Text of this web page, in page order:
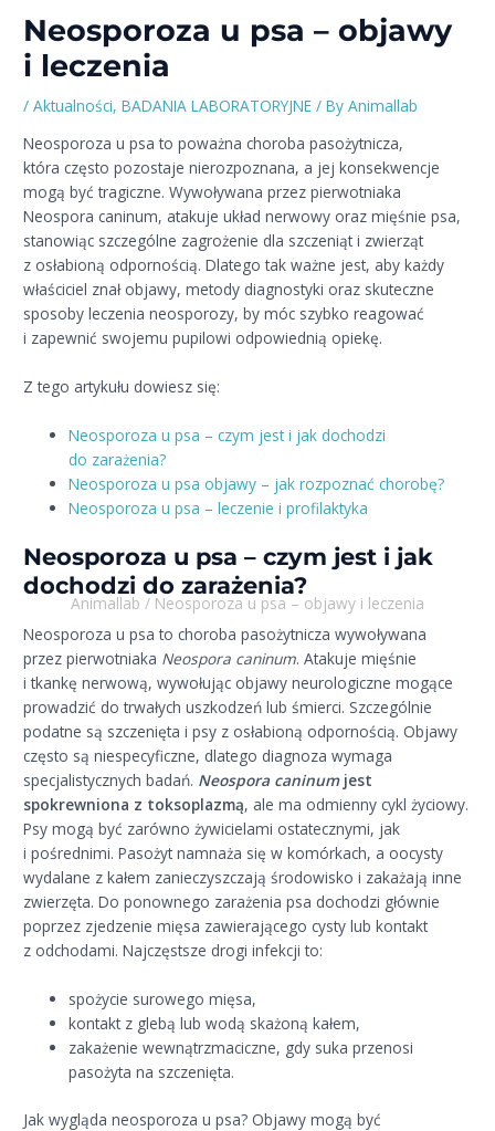
Animallab / Neosporoza u psa – objawy i leczenia
Neosporoza u psa – objawy
i leczenia
/Aktualności,BADANIA LABORATORYJNE / ByAnimallab
Neosporoza u psa to poważna choroba pasożytnicza,
która często pozostaje nierozpoznana, a jej konsekwencje
mogą być tragiczne. Wywoływana przez pierwotniaka
Neospora caninum, atakuje układ nerwowy oraz mięśnie psa,
stanowiąc szczególne zagrożenie dla szczeniąt i zwierząt
z osłabioną odpornością. Dlatego tak ważne jest, aby każdy
właściciel znał objawy, metody diagnostyki oraz skuteczne
sposoby leczenia neosporozy, by móc szybko reagować
i zapewnić swojemu pupilowi odpowiednią opiekę.
Z tego artykułu dowiesz się:
Neosporoza u psa – czym jest i jak dochodzi
do zarażenia?
Neosporoza u psa objawy – jak rozpoznać chorobę?
Neosporoza u psa – leczenie i profilaktyka
Neosporoza u psa – czym jest i jak
dochodzi do zarażenia?
Neosporoza u psa to choroba pasożytnicza wywoływana
przez pierwotniaka Neospora caninum. Atakuje mięśnie
i tkankę nerwową, wywołując objawy neurologiczne mogące
prowadzić do trwałych uszkodzeń lub śmierci. Szczególnie
podatne są szczenięta i psy z osłabioną odpornością. Objawy
często są niespecyficzne, dlatego diagnoza wymaga
specjalistycznych badań. Neospora caninumjest
spokrewniona z toksoplazmą, ale ma odmienny cykl życiowy.
Psy mogą być zarówno żywicielami ostatecznymi, jak
i pośrednimi. Pasożyt namnaża się w komórkach, a oocysty
wydalane z kałem zanieczyszczają środowisko i zakażają inne
zwierzęta. Do ponownego zarażenia psa dochodzi głównie
poprzez zjedzenie mięsa zawierającego cysty lub kontakt
z odchodami. Najczęstsze drogi infekcji to:
spożycie surowego mięsa,
kontakt z glebą lub wodą skażoną kałem,
zakażenie wewnątrzmaciczne, gdy suka przenosi
pasożyta na szczenięta.
Jak wygląda neosporoza u psa? Objawy mogą być